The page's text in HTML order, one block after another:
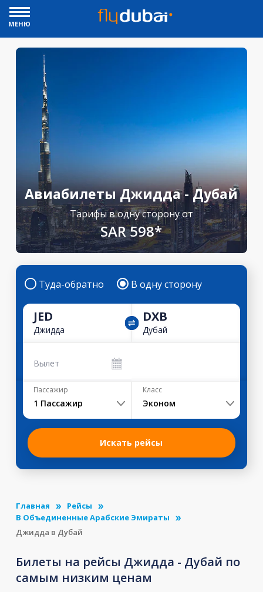
МЕНЮ
Авиабилеты Джидда - Дубай
Тарифы в одну сторону от
SAR 598*
Туда-обратно В одну сторону
JED
Джидда
DXB
Дубай
Вылет
Пассажир
1 Пассажир
Класс
Эконом
Искать рейсы
Главная
Рейсы
В Объединенные Арабские Эмираты
Джидда в Дубай
Билеты на рейсы Джидда - Дубай по
самым низким ценам